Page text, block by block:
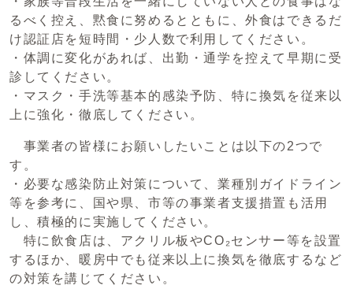
るべく控え、黙食に努めるとともに、外食はできるだ
け認証店を短時間・少人数で利用してください。
・体調に変化があれば、出勤・通学を控えて早期に受
診してください。
・マスク・手洗等基本的感染予防、特に換気を従来以
上に強化・徹底してください。
事業者の皆様にお願いしたいことは以下の2つで
す。
・必要な感染防止対策について、業種別ガイドライン
等を参考に、国や県、市等の事業者支援措置も活用
し、積極的に実施してください。
特に飲食店は、アクリル板やCO₂センサー等を設置
するほか、暖房中でも従来以上に換気を徹底するなど
の対策を講じてください。